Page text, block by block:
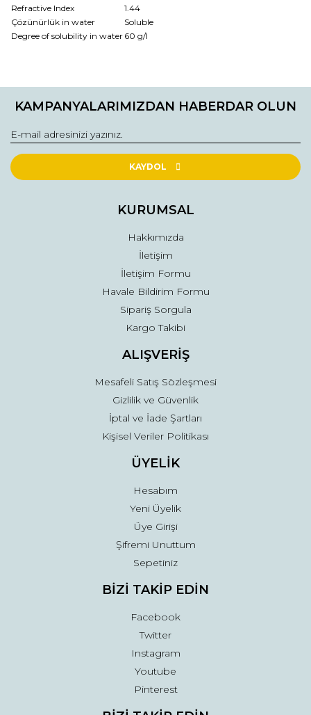
Refractive Index
1.44
Çözünürlük in water
Soluble
Degree of solubility in water 60 g/l
konularda yetersiz gördüğünüz noktaları öneri formunu
Görüş ve önerileriniz için teşekkür ederiz.
Ürün resmi kalitesiz, bozuk veya görüntülenemiyor.
Ürün açıklamasında eksik bilgiler bulunuyor.
Ürün fiyatı diğer sitelerden daha pahalı.
Gönder
KAMPANYALARIMIZDAN HABERDAR OLUN
KAYDOL
KURUMSAL
Hakkımızda
İletişim
İletişim Formu
Havale Bildirim Formu
Sipariş Sorgula
Kargo Takibi
ALIŞVERİŞ
Mesafeli Satış Sözleşmesi
Gizlilik ve Güvenlik
İptal ve İade Şartları
Kişisel Veriler Politikası
ÜYELİK
Hesabım
Yeni Üyelik
Üye Girişi
Şifremi Unuttum
Sepetiniz
BİZİ TAKİP EDİN
Facebook
Twitter
Instagram
Youtube
Pinterest